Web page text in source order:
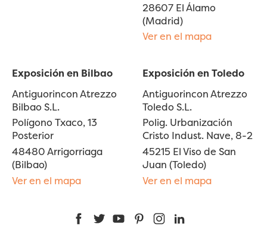
28607 El Álamo
(Madrid)
Ver en el mapa
Exposición en Bilbao
Antiguorincon Atrezzo
Bilbao S.L.
Polígono Txaco, 13
Posterior
48480 Arrigorriaga
(Bilbao)
Ver en el mapa
Exposición en Toledo
Antiguorincon Atrezzo
Toledo S.L.
Polig. Urbanización
Cristo Indust. Nave, 8-2
45215 El Viso de San
Juan (Toledo)
Ver en el mapa
FacebookTwitterYouTubePinterestInstagram